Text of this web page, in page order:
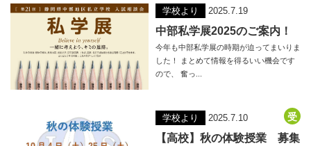
学校より 2025.7.19
中部私学展2025のご案内！
今年も中部私学展の時期が迫ってまいりま
した！ まとめて情報を得るいい機会です
ので、 奮っ...
学校より 2025.7.10
【高校】秋の体験授業 募集